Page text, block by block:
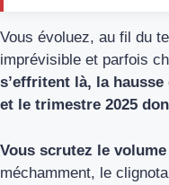
Vous évoluez, au fil du
imprévisible et parfois
s’effritent là, la
et le trimestre 2025
Vous scrutez le volume
méchamment, le